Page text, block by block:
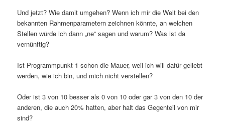
Und jetzt? Wie damit umgehen? Wenn ich mir die Welt bei den
bekannten Rahmenparametern zeichnen könnte, an welchen
Stellen würde ich dann „ne“ sagen und warum? Was ist da
vernünftig?
Ist Programmpunkt 1 schon die Mauer, weil ich will dafür geliebt
werden, wie ich bin, und mich nicht verstellen?
Oder ist 3 von 10 besser als 0 von 10 oder gar 3 von den 10 der
anderen, die auch 20% hatten, aber halt das Gegenteil von mir
sind?